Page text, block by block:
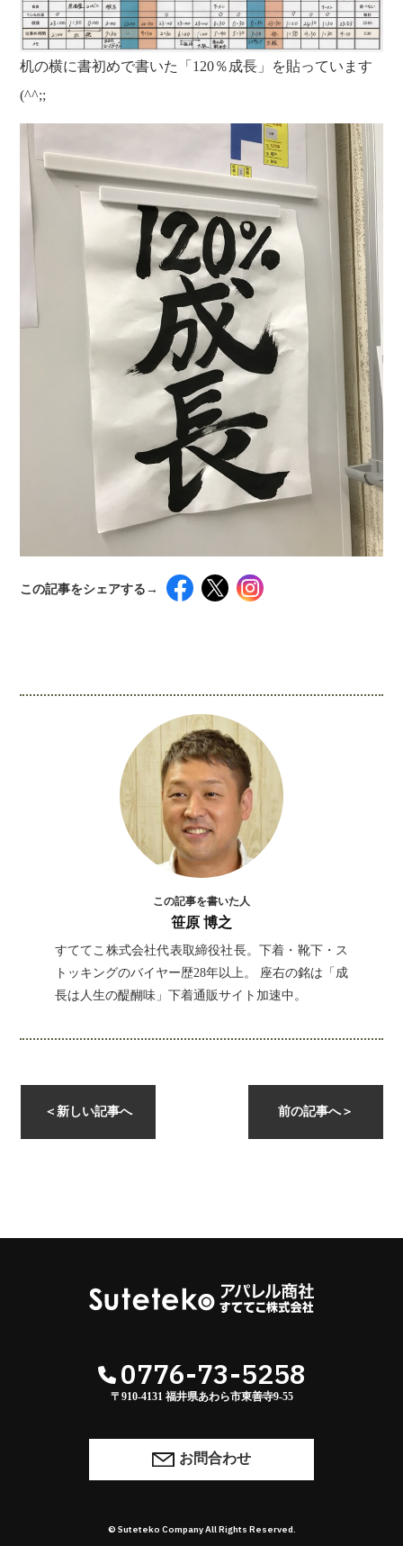
机の横に書初めで書いた「120％成長」を貼っています
(^^;;
この記事をシェアする→
instagramを開く
この記事を書いた人
笹原 博之
すててこ株式会社代表取締役社長。下着・靴下・ス
トッキングのバイヤー歴28年以上。 座右の銘は「成
長は人生の醍醐味」下着通販サイト加速中。
前の記事へ＞
＜ 新しい記事へ
0776-73-5258
〒910-4131 福井県あわら市東善寺9-55
お問合わせ
© Suteteko Company All Rights Reserved.